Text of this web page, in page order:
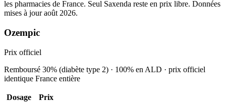
les pharmacies de France. Seul Saxenda reste en prix libre. Données
mises à jour août 2026.
Ozempic
Prix officiel
Remboursé 30% (diabète type 2) · 100% en ALD · prix officiel
identique France entière
Dosage
Prix